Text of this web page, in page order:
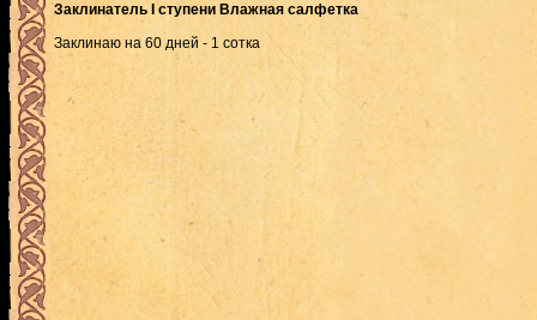
Заклинатель I ступени Влажная салфетка
Заклинаю на 60 дней - 1 сотка